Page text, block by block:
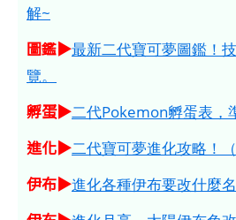
解~
圖鑑▶最新二代寶可夢圖鑑！
覽。
孵蛋▶二代Pokemon孵蛋表，
進化▶二代寶可夢進化攻略！
伊布▶進化各種伊布要改什麼